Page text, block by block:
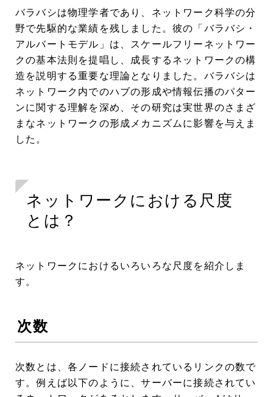
バラバシは物理学者であり、ネットワーク科学の分
野で先駆的な業績を残しました。彼の「バラバシ・
アルバートモデル」は、スケールフリーネットワー
クの基本法則を提唱し、成長するネットワークの構
造を説明する重要な理論となりました。バラバシは
ネットワーク内でのハブの形成や情報伝播のパター
ンに関する理解を深め、その研究は実世界のさまざ
まなネットワークの形成メカニズムに影響を与えま
した。
ネットワークにおける尺度
とは？
ネットワークにおけるいろいろな尺度を紹介しま
す。
次数
次数とは、各ノードに接続されているリンクの数で
す。例えば以下のように、サーバーに接続されてい